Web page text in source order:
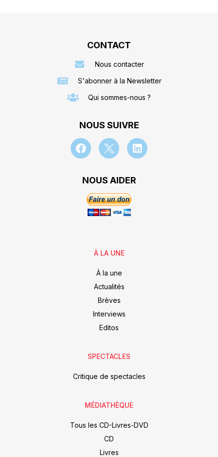
CONTACT
Nous contacter
S'abonner à la Newsletter
Qui sommes-nous ?
NOUS SUIVRE
NOUS AIDER
À LA UNE
À la une
Actualités
Brèves
Interviews
Editos
SPECTACLES
Critique de spectacles
MÉDIATHÈQUE
Tous les CD-Livres-DVD
CD
Livres